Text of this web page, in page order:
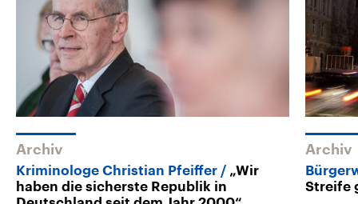
Archiv
Kriminologe Christian Pfeiffer
„Wir
haben die sicherste Republik in
Archiv
Streife